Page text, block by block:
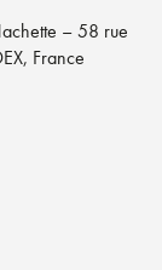
– 58 rue
France